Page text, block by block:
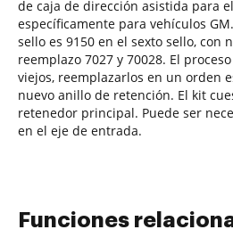
de caja de dirección asistida para
específicamente para vehículos
sello es 9150 en el sexto sello, con
reemplazo 7027 y 70028. El
viejos, reemplazarlos en un orden
nuevo anillo de retención. El kit
retenedor principal. Puede ser
en el eje de entrada.
Funciones